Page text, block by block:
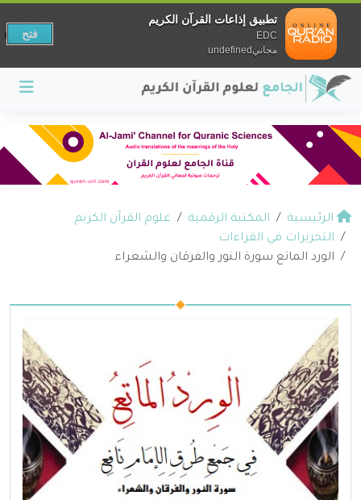
الرئيسية المكتبة الرقمية
علوم القرآن الكريم
التحريرات في القراءات
الورد الماتع سورة النور والفرقان والشعراء
تطبيق إذاعات القرآن الكريم
EDC
مجانيundefined
فتح